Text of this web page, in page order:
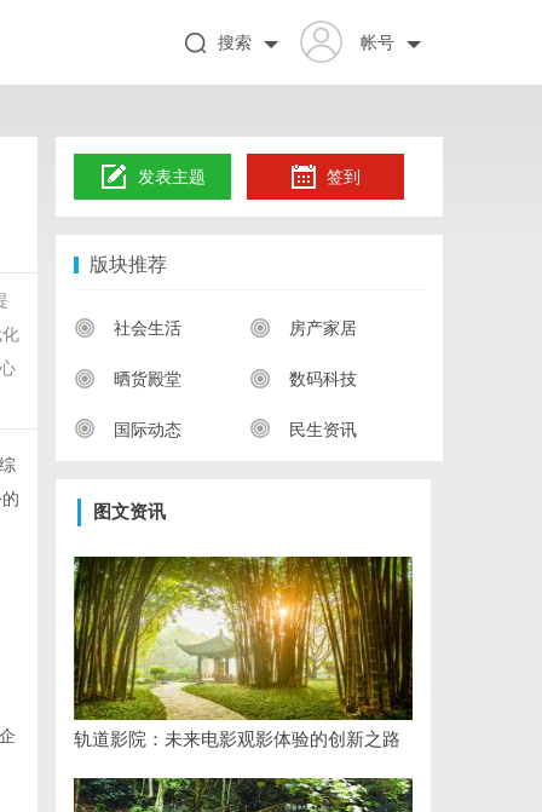
帐号
搜索
发表主题 签到
版块推荐
社会生活 房产家居
晒货殿堂 数码科技
国际动态 民生资讯
图文资讯
轨道影院：未来电影观影体验的创新之路